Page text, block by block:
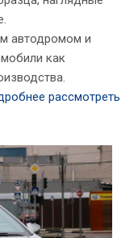
автодромом и
как
рассмотреть